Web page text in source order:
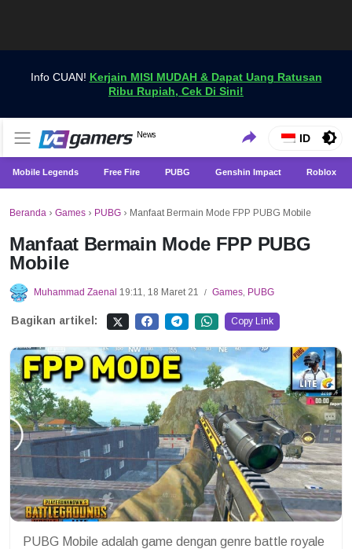
Info CUAN! Kerjain MISI MUDAH & Dapat Uang Ratusan
Ribu Rupiah, Cek Di Sini!
VCGamers News
News
Dapatkan Berita Games Terbaru Hanya di VCGamers
ID
Mobile Legends Free Fire PUBG Genshin Impact Roblox
Beranda › Games › PUBG › Manfaat Bermain Mode FPP PUBG Mobile
Manfaat Bermain Mode FPP PUBG
Mobile
Muhammad Zaenal 19:11, 18 Maret 21 / Games, PUBG
Bagikan artikel: Copy Link
PUBG Mobile adalah game dengan genre battle royale